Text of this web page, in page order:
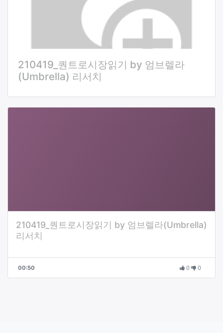
210419_퀀트로시장읽기 by 엄브렐라
(Umbrella) 리서치
210419_퀀트로시장읽기 by 엄브렐라(Umbrella)
리서치
00:50 0 0